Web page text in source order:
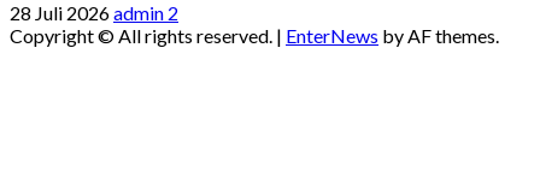
28 Juli 2026admin 2
Copyright © All rights reserved. | EnterNews by AF themes.